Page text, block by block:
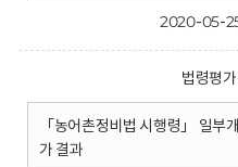
2020-05-
법령평
「농어촌정비법 시행령」 일부
가 결과